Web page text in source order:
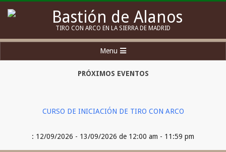
Bastión
de
Alanos
TIRO CON ARCO EN LA SIERRA DE MADRID
Navigation
Menu
PRÓXIMOS EVENTOS
CURSO DE INICIACIÓN DE TIRO CON ARCO
: 12/09/2026 - 13/09/2026 de 12:00 am - 11:59 pm